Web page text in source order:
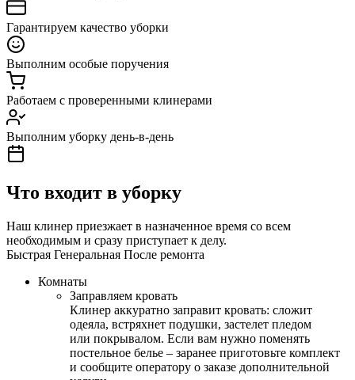
Гарантируем качество уборки
Выполним особые поручения
Работаем с проверенными клинерами
Выполним уборку день-в-день
Что входит в уборку
Наш клинер приезжает в назначенное время со всем
необходимым и сразу приступает к делу.
Быстрая Генеральная После ремонта
Комнаты
Заправляем кровать
Клинер аккуратно заправит кровать: сложит
одеяла, встряхнет подушки, застелет пледом
или покрывалом. Если вам нужно поменять
постельное белье – заранее приготовьте комплект
и сообщите оператору о заказе дополнительной